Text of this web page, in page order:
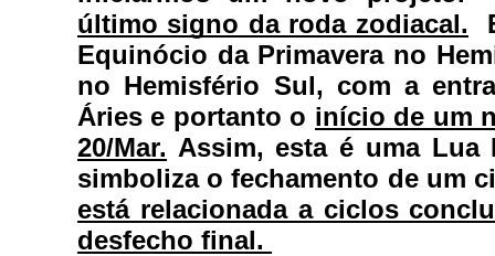
último signo da roda zodiacal.
Equinócio da Primavera no
no Hemisfério Sul, com a
Áries e portanto o início de um
20/Mar. Assim, esta é uma Lua
simboliza o fechamento de um
está relacionada a ciclos
desfecho final.